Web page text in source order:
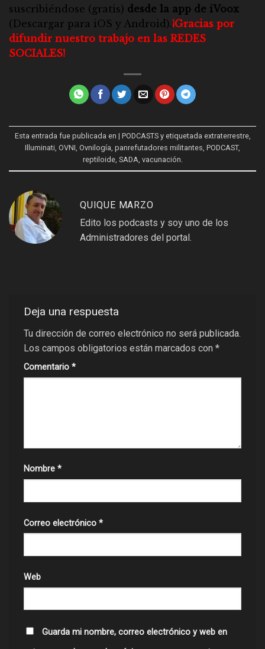
suscribiéndose (gratis) desde la app de iVoox
(Descargar para iOS y Android ).¡Gracias por
difundir nuestro trabajo en las REDES
SOCIALES!
Esta entrada fue publicada en | PODCASTSy etiquetada extraterrestre,
Illuminati, OVNI, Ovnilogía, panrefutadores militantes, PODCAST,
reptiloide, SADA, vacunación.
QUIQUE MARZO
Edito los podcasts y soy uno de los
Administradores del portal.
Deja una respuesta
Tu dirección de correo electrónico no será publicada.
Los campos obligatorios están marcados con *
Comentario *
Nombre *
Correo electrónico *
Web
Guarda mi nombre, correo electrónico y web en